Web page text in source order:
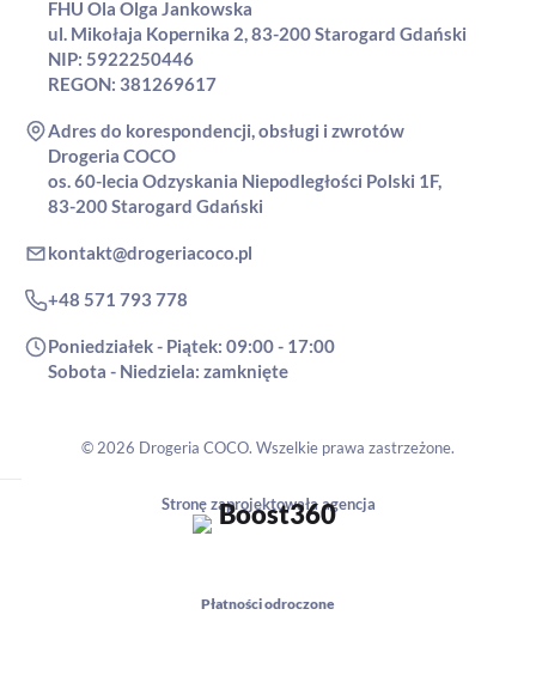
FHU Ola Olga Jankowska
ul. Mikołaja Kopernika 2, 83-200 Starogard Gdański
NIP: 5922250446
REGON: 381269617
Adres do korespondencji, obsługi i zwrotów
Drogeria COCO
os. 60-lecia Odzyskania Niepodległości Polski 1F,
83-200 Starogard Gdański
kontakt@drogeriacoco.pl
+48 571 793 778
Poniedziałek - Piątek: 09:00 - 17:00
Sobota - Niedziela: zamknięte
© 2026 Drogeria COCO. Wszelkie prawa zastrzeżone.
Stronę zaprojektowała agencja
Płatności odroczone